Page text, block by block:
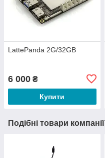
LattePanda 2G/32GB
6 000 ₴
Купити
Подібні товари компанії